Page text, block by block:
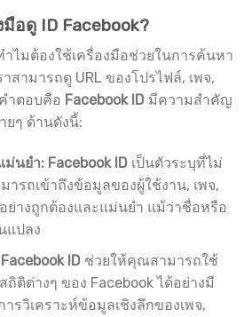
อดู ID Facebook?
ไมต้องใช้เครื่องมือช่วยในการค้นหา
าสามารถดู URL ของโปรไฟล์, เพจ,
ำตอบคือ Facebook ID มีความสำคัญ
ยๆ ด้านดังนี้:
ม่นยำ: Facebook IDเป็นตัวระบุที่ไม่
รถเข้าถึงข้อมูลของผู้ใช้งาน, เพจ,
ย่างถูกต้องและแม่นยำ แม้ว่าชื่อหรือ
แปลง
Facebook IDช่วยให้คุณสามารถใช้
ถิติต่างๆ ของ Facebook ได้อย่างมี
รวิเคราะห์ข้อมูลเชิงลึกของเพจ,